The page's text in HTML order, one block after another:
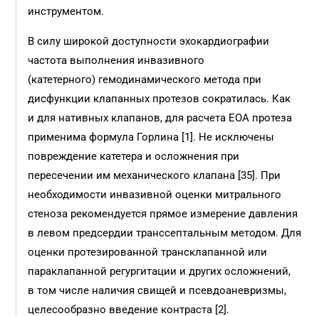
инструментом.
В силу широкой доступности эхокардиографии
частота выполнения инвазивного
(катетерного) гемодинамического метода при
дисфункции клапанных протезов сократилась. Как
и для нативных клапанов, для расчета EОА протеза
применима формула Горлина [1]. Не исключены
повреждение катетера и осложнения при
пересечении им механического клапана [35]. При
необходимости инвазивной оценки митрального
стеноза рекомендуется прямое измерение давления
в левом предсердии транссептальным методом. Для
оценки протезированной трансклапанной или
параклапанной регургитации и других осложнений,
в том числе наличия свищей и псевдоаневризмы,
целесообразно введение контраста [2].